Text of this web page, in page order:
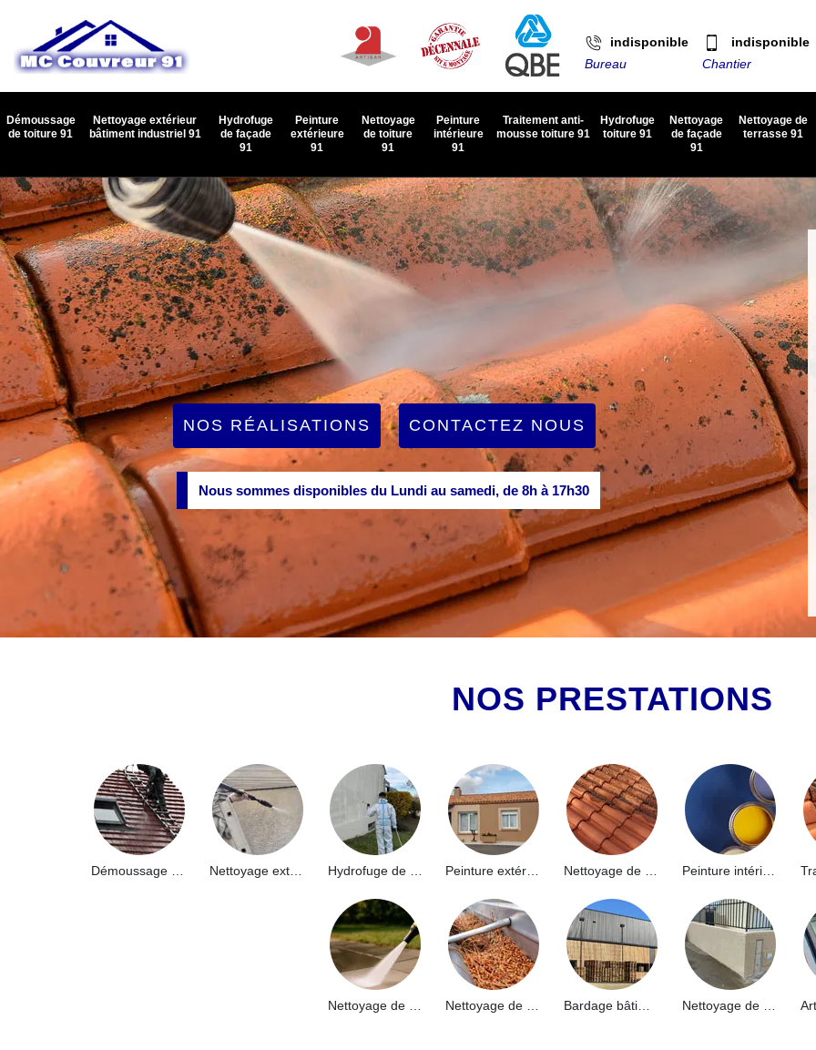
indisponible
Bureau
indisponible
Chantier
Démoussage
de toiture 91
Nettoyage extérieur
bâtiment industriel 91
Hydrofuge
de façade
91
Peinture
extérieure
91
Nettoyage
de toiture
91
Peinture
intérieure
91
Traitement anti-
mousse toiture 91
Hydrofuge
toiture 91
Nettoyage
de façade
91
Nettoyage de
terrasse 91
NOS RÉALISATIONS CONTACTEZ NOUS
Nous sommes disponibles du Lundi au samedi, de 8h à 17h30
NOS PRESTATIONS
Nettoyage extérieur bâtiment industriel 91 Peinture intérieure 91